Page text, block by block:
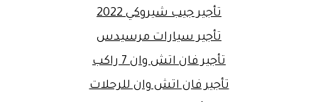
تأجير جيب شيروكي 2022
تأجير سيارات مرسيدس
تأجير فان اتش وان 7 راكب
تأجير فان اتش وان للرحلات